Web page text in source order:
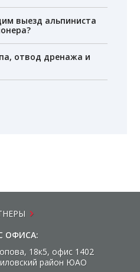
выезд альпиниста
отвод дренажа и
ОФИСА:
18к5, офис 1402
район ЮАО